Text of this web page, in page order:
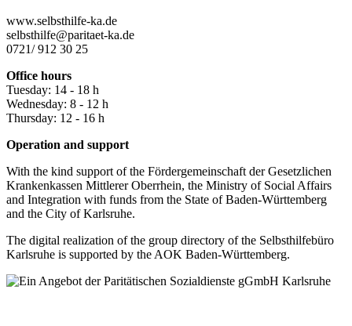
www.selbsthilfe-ka.de
selbsthilfe@paritaet-ka.de
0721/ 912 30 25
Office hours
Tuesday: 14 - 18 h
Wednesday: 8 - 12 h
Thursday: 12 - 16 h
Operation and support
With the kind support of the Fördergemeinschaft der Gesetzlichen
Krankenkassen Mittlerer Oberrhein, the Ministry of Social Affairs
and Integration with funds from the State of Baden-Württemberg
and the City of Karlsruhe.
The digital realization of the group directory of the Selbsthilfebüro
Karlsruhe is supported by the AOK Baden-Württemberg.